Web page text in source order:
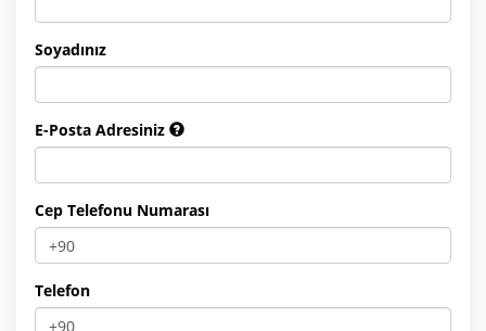
Soyadınız
E-Posta Adresiniz
Cep Telefonu Numarası
Telefon